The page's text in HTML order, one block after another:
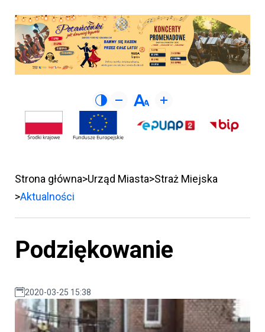
Strona główna Urząd Miasta Straż Miejska
Aktualności
Podziękowanie
2020-03-25 15:38